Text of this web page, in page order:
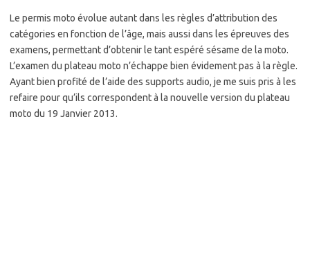
Le permis moto évolue autant dans les règles d’attribution des
catégories en fonction de l’âge, mais aussi dans les épreuves des
examens, permettant d’obtenir le tant espéré sésame de la moto.
L’examen du plateau moto n’échappe bien évidement pas à la règle.
Ayant bien profité de l’aide des supports audio, je me suis pris à les
refaire pour qu’ils correspondent à la nouvelle version du plateau
moto du 19 Janvier 2013.